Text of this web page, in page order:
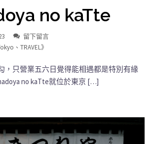
no kaTte
留下留言
、 TRAVEL》
，只營業五六日覺得能相遇都是特別有緣
no kaTte就位於東京 […]